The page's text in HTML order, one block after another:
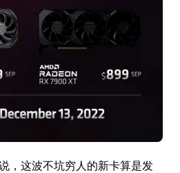
，这波不坑穷人的新卡算是发